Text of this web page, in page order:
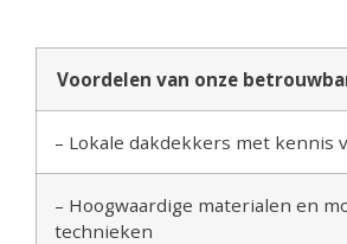
Voordelen van onze
– Lokale dakdekkers met kennis
– Hoogwaardige materialen en
technieken